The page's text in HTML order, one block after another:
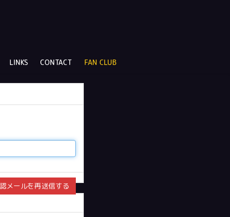
LINKS CONTACT FAN CLUB